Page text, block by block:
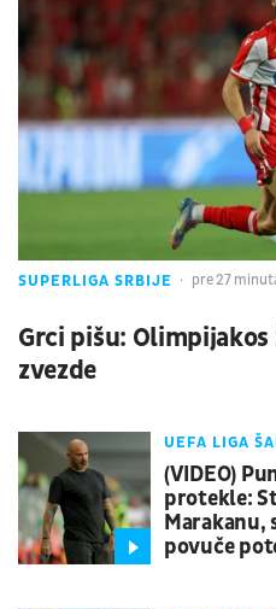
SUPERLIGA SRBIJE pre 27
Grci pišu:
zvezde
UEFA LIGA
(VIDEO)
protekle:
Marakanu,
povuče